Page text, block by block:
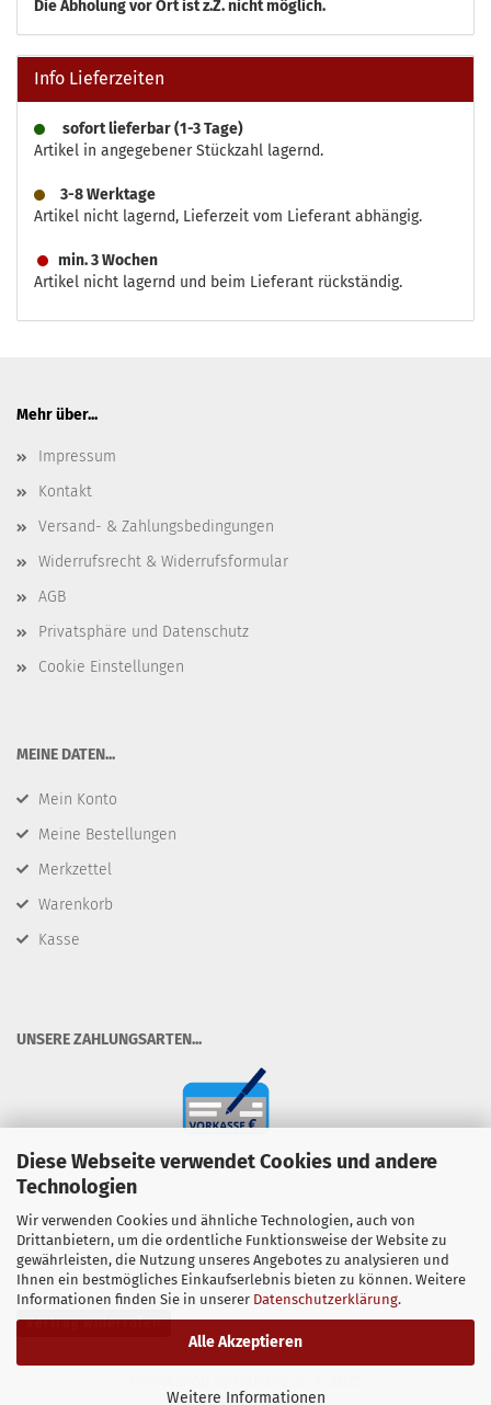
Diese Webseite verwendet Cookies und andere
Technologien
Wir verwenden Cookies und ähnliche Technologien, auch von
Drittanbietern, um die ordentliche Funktionsweise der Website zu
gewährleisten, die Nutzung unseres Angebotes zu analysieren und
Ihnen ein bestmögliches Einkaufserlebnis bieten zu können. Weitere
Informationen finden Sie in unserer Datenschutzerklärung.
Alle Akzeptieren
Weitere Informationen
DieAbholung vor Ort ist z.Z. nicht möglich.
Info Lieferzeiten
sofort lieferbar (1-3 Tage)
Artikel in angegebener Stückzahl lagernd.
3-8 Werktage
Artikel nicht lagernd, Lieferzeit vom Lieferant abhängig.
min. 3 Wochen
Artikel nicht lagernd und beim Lieferant rückständig.
Mehr über...
Impressum
Kontakt
Versand- & Zahlungsbedingungen
Widerrufsrecht & Widerrufsformular
AGB
Privatsphäre und Datenschutz
Cookie Einstellungen
​MEINE DATEN...
Mein Konto
Meine Bestellungen
Merkzettel
Warenkorb
Kasse
​UNSERE ZAHLUNGSARTEN...
Vertrag widerrufen